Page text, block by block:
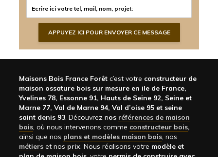
Maisons Bois France Forêt c’est votre constructeur de
maison ossature bois sur mesure en ile de France,
Yvelines 78, Essonne 91, Hauts de Seine 92, Seine et
Marne 77, Val de Marne 94, Val d’oise 95 et seine
saint denis 93. Découvrez nos références de maison
bois, où nous intervenons comme constructeur bois,
ainsi que nos plans et modèles maison bois, nos
métiers et nos prix. Nous réalisons votre modèle et